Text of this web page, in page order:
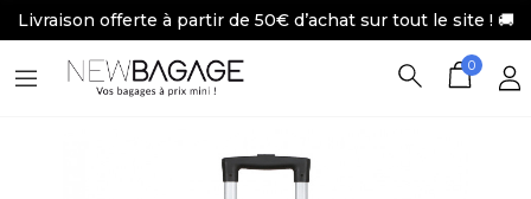
Livraison offerte à partir de 50€ d’achat sur tout le site ! 🚚
0